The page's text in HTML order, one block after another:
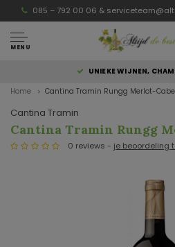
085 – 792 00 06 &
MENU
UNIEKE WIJNEN,
Home Cantina Tramin Rungg Merlot-
Cantina Tramin
Cantina Tramin Rungg
0 reviews - je beoordeling